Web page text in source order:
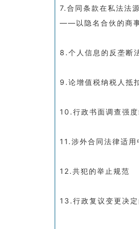
7.合同条款在私法法
——以隐名合伙的商
8.个人信息的反垄断
9.论增值税纳税人抵
10.行政书面调查强
11.涉外合同法律适
12.共犯的举止规范
13.行政复议变更决